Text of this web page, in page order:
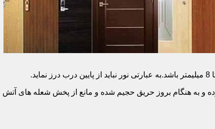
و به هنگام بروز حریق حجیم شده و مانع از پخش شعله های آتش